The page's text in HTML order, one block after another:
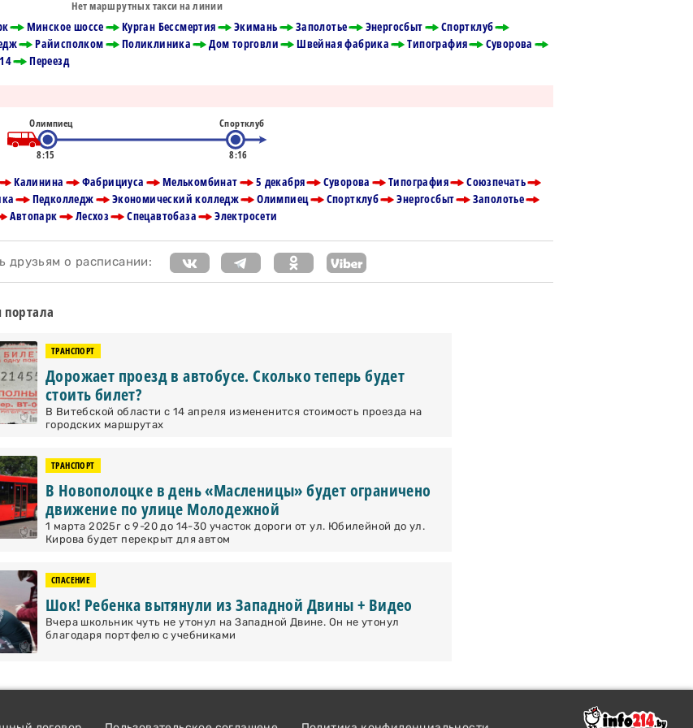
Нет маршрутных такси на линии
Минское шоссе Курган Бессмертия Экимань Заполотье Энергосбыт
Спортклуб
Райисполком Поликлиника Дом торговли Швейная фабрика Типография
Суворова
Переезд
Олимпиец Спортклуб
8:15 8:16
Калинина Фабрициуса Мелькомбинат 5 декабря Суворова Типография
Союзпечать
Педколледж Экономический колледж Олимпиец Спортклуб Энергосбыт
Заполотье
Автопарк Лесхоз Спецавтобаза Электросети
друзьям о расписании:
ТРАНСПОРТ
Дорожает проезд в автобусе. Сколько теперь будет
стоить билет?
В Витебской области с 14 апреля измененится стоимость проезда на
городских маршрутах
ТРАНСПОРТ
В Новополоцке в день «Масленицы» будет ограничено
движение по улице Молодежной
1 марта 2025г с 9-20 до 14-30 участок дороги от ул. Юбилейной до ул.
Кирова будет перекрыт для автом
СПАСЕНИЕ
Шок! Ребенка вытянули из Западной Двины + Видео
Вчера школьник чуть не утонул на Западной Двине. Он не утонул
благодаря портфелю с учебниками